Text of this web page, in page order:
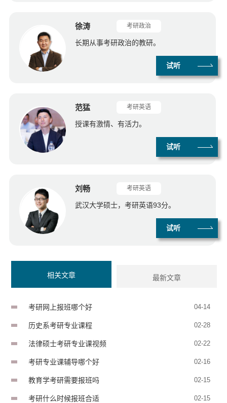
徐涛 考研政治
长期从事考研政治的教研。
试听
范猛 考研英语
授课有激情、有活力。
试听
刘畅 考研英语
武汉大学硕士，考研英语93分。
试听
相关文章 最新文章
考研网上报班哪个好 04-14
历史系考研专业课程 02-28
法律硕士考研专业课视频 02-22
考研专业课辅导哪个好 02-16
教育学考研需要报班吗 02-15
考研什么时候报班合适 02-15